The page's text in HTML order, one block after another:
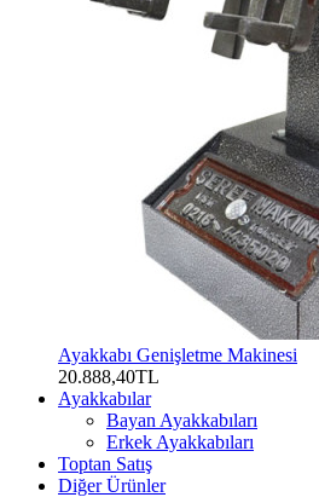
Ayakkabı Genişletme Makinesi
20.888,40TL
Ayakkabılar
Bayan Ayakkabıları
Erkek Ayakkabıları
Toptan Satış
Diğer Ürünler